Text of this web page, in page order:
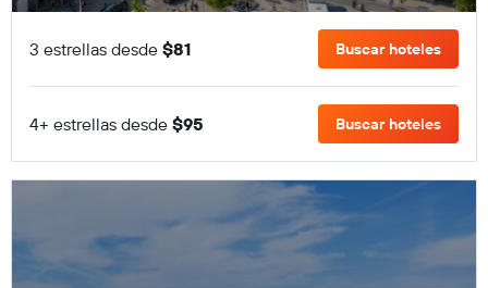
3 estrellas desde $81 Buscar hoteles
4+ estrellas desde $95 Buscar hoteles